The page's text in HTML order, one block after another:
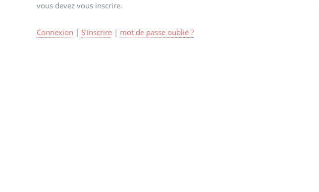
vous devez vous inscrire.
Connexion | S’inscrire| mot de passe oublié ?